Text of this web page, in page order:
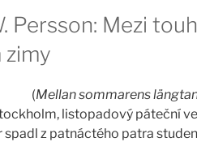
Persson: Mezi
zimy
(Mellan sommarens
listopadový páteční
spadl z patnáctého patra